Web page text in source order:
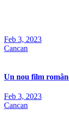
Feb 3, 2023
Cancan
Un nou film
Feb 3, 2023
Cancan